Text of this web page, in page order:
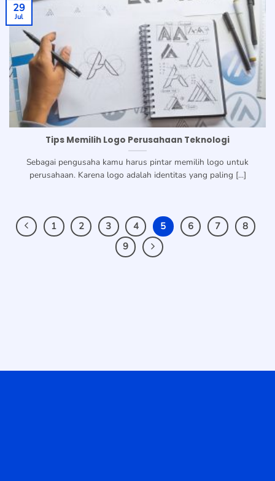
Tips Memilih Logo Perusahaan Teknologi
Sebagai pengusaha kamu harus pintar memilih logo untuk
perusahaan. Karena logo adalah identitas yang paling [...]
29
Jul
1 2 3 4 5 6 7
8
9